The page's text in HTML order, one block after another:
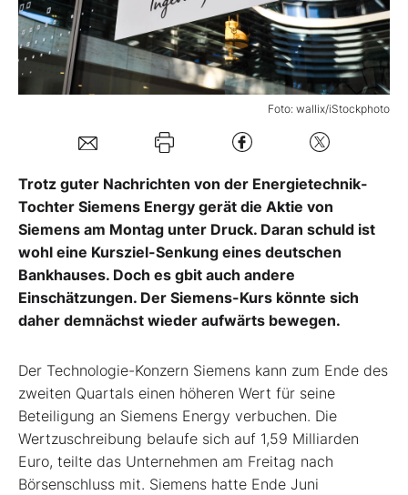
Mein Konto
Foto: wallix/iStockphoto
Trotz guter Nachrichten von der Energietechnik-
Tochter Siemens Energy gerät die Aktie von
Siemens am Montag unter Druck. Daran schuld ist
wohl eine Kursziel-Senkung eines deutschen
Bankhauses. Doch es gbit auch andere
Einschätzungen. Der Siemens-Kurs könnte sich
daher demnächst wieder aufwärts bewegen.
Der Technologie-Konzern Siemens kann zum Ende des
zweiten Quartals einen höheren Wert für seine
Beteiligung an Siemens Energy verbuchen. Die
Wertzuschreibung belaufe sich auf 1,59 Milliarden
Euro, teilte das Unternehmen am Freitag nach
Börsenschluss mit. Siemens hatte Ende Juni